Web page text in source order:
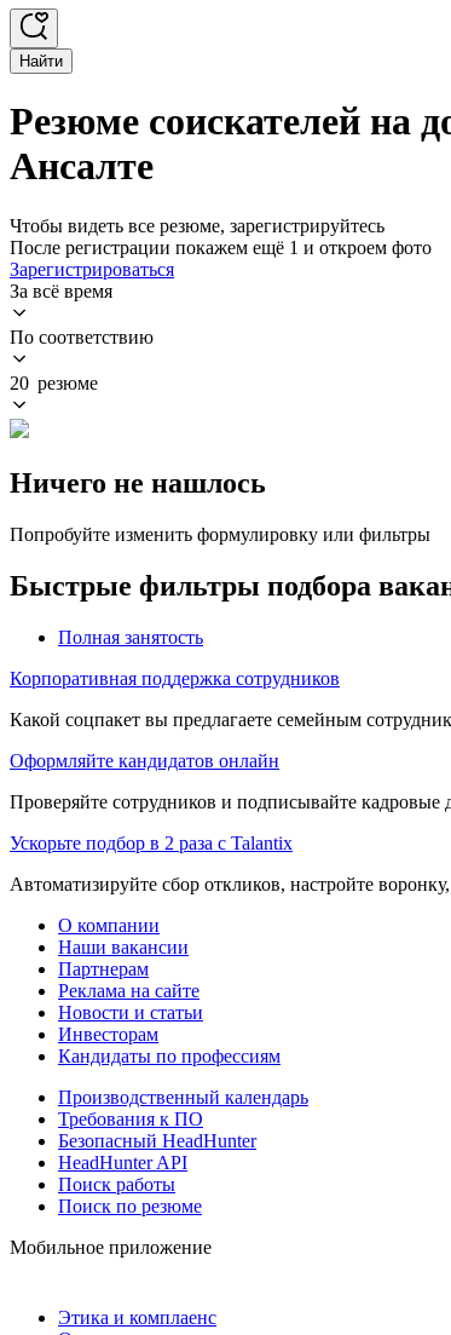
Найти
Резюме соискателей на
Ансалте
Чтобы видеть все резюме, зарегистрируйтесь
После регистрации покажем ещё 1 и откроем фото
Зарегистрироваться
За всё время
По соответствию
20 резюме
Ничего не нашлось
Попробуйте изменить формулировку или фильтры
Быстрые фильтры подбора
Полная занятость
Корпоративная поддержка сотрудников
Какой соцпакет вы предлагаете семейным
Оформляйте кандидатов онлайн
Проверяйте сотрудников и подписывайте
Ускорьте подбор в 2 раза с Talantix
Автоматизируйте сбор откликов, настройте
О компании
Наши вакансии
Партнерам
Реклама на сайте
Новости и статьи
Инвесторам
Кандидаты по профессиям
Производственный календарь
Требования к ПО
Безопасный HeadHunter
HeadHunter API
Поиск работы
Поиск по резюме
Мобильное приложение
Этика и комплаенс